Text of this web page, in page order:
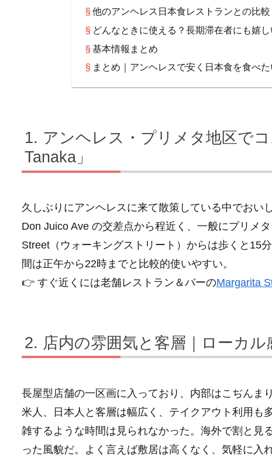
他のアンヘレス日本食レストランとの比
どんなときに使える？長期滞在者にも嬉
基本情報まとめ
まとめ｜アンヘレスで安く日本食を食べ
アンヘレス・プリメタ地区で
Tanaka」
久しぶりにアンヘレスに来て散策している中でおい
Don Juico Ave の交差点から程近く、一般にプリメ
Street（ウォーキングストリート）からは歩くと15
間は正午から22時までと比較的使いやすい。
👉 すぐ近くには老舗レストラン＆バーのMargarita
店内の雰囲気と客層｜ローカ
長屋型店舗の一区画に入っており、内部はこぢんま
米人、日本人と客層は幅広く、テイクアウト利用も
雑するような時間は見られなかった。海外で割と見
った風貌だ。よく言えば敷居は高くなく、気軽に入